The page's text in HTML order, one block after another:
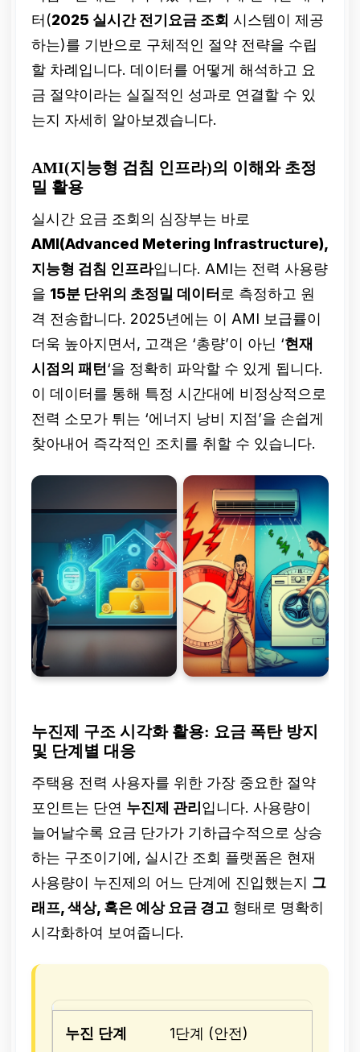
터(2025 실시간 전기요금 조회 시스템이 제공
하는)를 기반으로 구체적인 절약 전략을 수립
할 차례입니다. 데이터를 어떻게 해석하고 요
금 절약이라는 실질적인 성과로 연결할 수 있
는지 자세히 알아보겠습니다.
AMI(지능형 검침 인프라)의 이해와 초정
밀 활용
실시간 요금 조회의 심장부는 바로
AMI(Advanced Metering Infrastructure),
지능형 검침 인프라입니다. AMI는 전력 사용량
을 15분 단위의 초정밀 데이터 로 측정하고 원
격 전송합니다. 2025년에는 이 AMI 보급률이
더욱 높아지면서, 고객은 ‘총량’이 아닌 ‘현재
시점의 패턴‘을 정확히 파악할 수 있게 됩니다.
이 데이터를 통해 특정 시간대에 비정상적으로
전력 소모가 튀는 ‘에너지 낭비 지점’을 손쉽게
찾아내어 즉각적인 조치를 취할 수 있습니다.
누진제 구조 시각화 활용: 요금 폭탄 방지
및 단계별 대응
주택용 전력 사용자를 위한 가장 중요한 절약
포인트는 단연 누진제 관리입니다. 사용량이
늘어날수록 요금 단가가 기하급수적으로 상승
하는 구조이기에, 실시간 조회 플랫폼은 현재
사용량이 누진제의 어느 단계에 진입했는지 그
래프, 색상, 혹은 예상 요금 경고 형태로 명확히
시각화하여 보여줍니다.
1단계 (안전)